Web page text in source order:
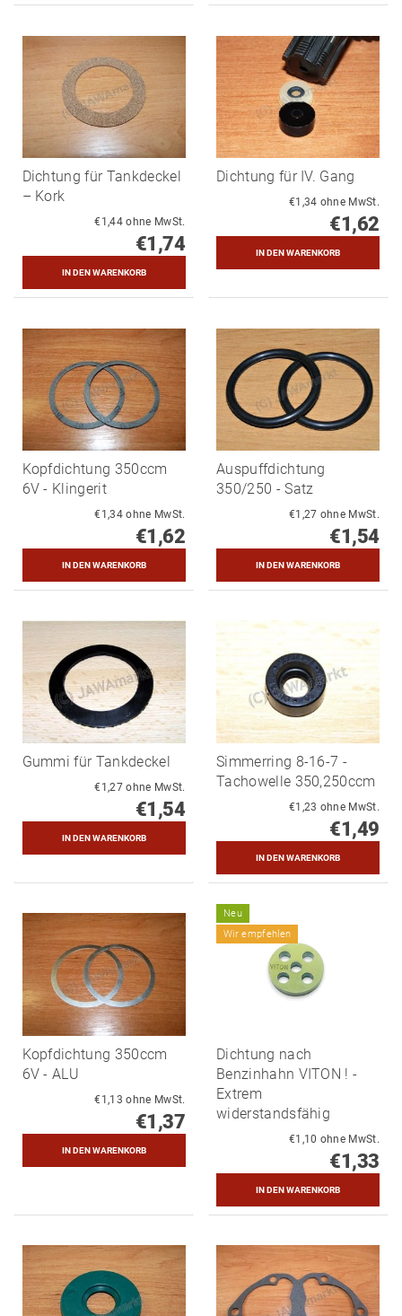
Dichtung für Tankdeckel
– Kork
€1,44 ohne MwSt.
€1,74
Dichtung für IV. Gang
€1,34 ohne MwSt.
€1,62
Kopfdichtung 350ccm
6V - Klingerit
€1,34 ohne MwSt.
€1,62
Auspuffdichtung
350/250 - Satz
€1,27 ohne MwSt.
€1,54
Gummi für Tankdeckel
€1,27 ohne MwSt.
€1,54
Simmerring 8-16-7 -
Tachowelle 350,250ccm
€1,23 ohne MwSt.
€1,49
Kopfdichtung 350ccm
6V - ALU
€1,13 ohne MwSt.
€1,37
Neu
Wir empfehlen
Dichtung nach
Benzinhahn VITON ! -
Extrem
widerstandsfähig
€1,10 ohne MwSt.
€1,33